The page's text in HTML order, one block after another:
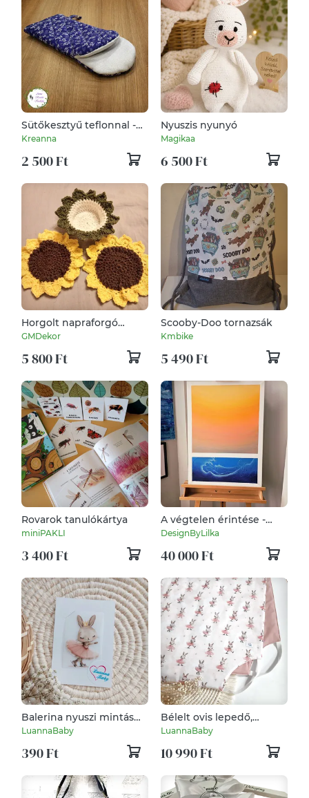
Sütőkesztyű teflonnal -
kékfestő
Kreanna
2 500 Ft
Nyuszis nyunyó
Magikaa
6 500 Ft
Horgolt napraforgó
alátét szett tárolókosárral
GMDekor
5 800 Ft
Scooby-Doo tornazsák
Kmbike
5 490 Ft
Rovarok tanulókártya
miniPAKLI
3 400 Ft
A végtelen érintése -
eredeti strukturált
akrilfestmény vásznon
DesignByLilka
40 000 Ft
Balerina nyuszi mintás
egyedi ovis jel, ruhára
vasalható matrica,
LuannaBaby
LuannaBaby
390 Ft
Bélelt ovis lepedő,
óvodai fektető, derékalj,
korcsolyázó balerina
nyuszi, LuannaBaby
LuannaBaby
10 990 Ft